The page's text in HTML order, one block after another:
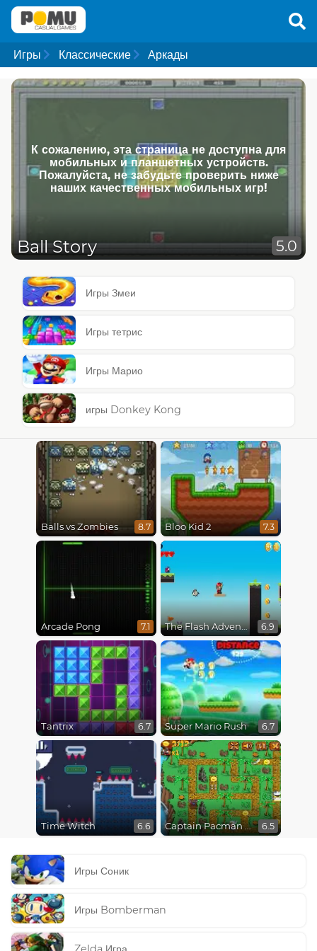
Игры Классические Аркады
К сожалению, эта страница не доступна для
мобильных и планшетных устройств.
Пожалуйста, не забудьте проверить ниже
наших качественных мобильных игр!
Ball Story 5.0
Игры Змеи
Игры тетрис
Игры Марио
игры Donkey Kong
Balls vs Zombies 8.7 Bloo Kid 2 7.3
Arcade Pong 7.1 The Flash Adventures 6.9
Tantrix 6.7 Super Mario Rush 6.7
Time Witch 6.6 Captain Pacman Adventure 6.5
Игры Соник
Игры Bomberman